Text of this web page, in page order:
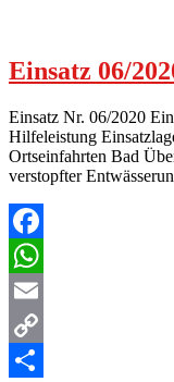
Einsatz 06/
Einsatz Nr. 06/2020
Hilfeleistung
Ortseinfahrten Bad
verstopfter
Facebook
WhatsApp
Email
Copy